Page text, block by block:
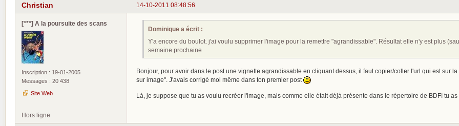
14-10-2011 08:48:56
Christian
[°*°] A la poursuite des scans
Inscription : 19-01-2005
Messages : 20 438
Site Web
Dominique a écrit :
Y'a encore du boulot. j'ai voulu supprimer l'image pour la remettre "agrandissable". Résultat elle n'y est plus
semaine prochaine
Bonjour, pour avoir dans le post une vignette agrandissable en cliquant dessus, il faut copier/coller l'url qui est sur
sur image". J'avais corrigé moi même dans ton premier post
Là, je suppose que tu as voulu recréer l'image, mais comme elle était déjà présente dans le répertoire de BDFI tu
Hors ligne